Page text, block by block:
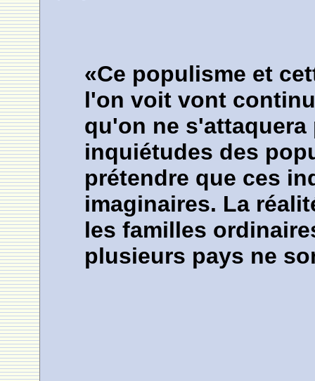
«Ce populisme et
l'on voit vont
qu'on ne s'attaquera
inquiétudes des
prétendre que ces
imaginaires. La
les familles
plusieurs pays ne